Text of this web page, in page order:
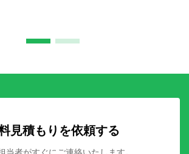
見積もりを依頼する